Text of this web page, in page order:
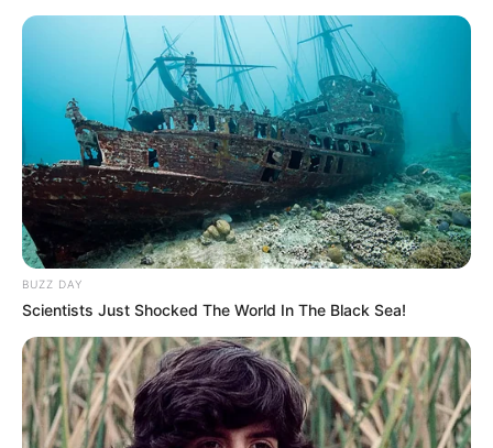
BUZZ DAY
Scientists Just Shocked The World In The Black Sea!